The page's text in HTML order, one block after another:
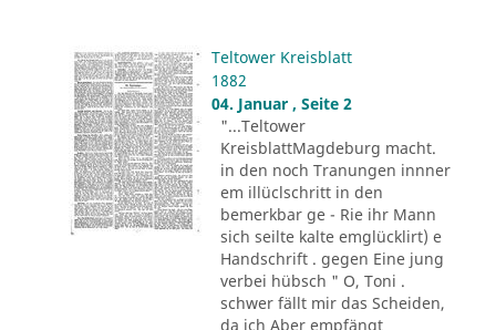
Teltower Kreisblatt
1882
04. Januar , Seite 2
"...Teltower
KreisblattMagdeburg macht.
in den noch Tranungen innner
em illüclschritt in den
bemerkbar ge - Rie ihr Mann
sich seilte kalte emglücklirt) e
Handschrift . gegen Eine jung
verbei hübsch " O, Toni .
schwer fällt mir das Scheiden,
da ich Aber empfängt